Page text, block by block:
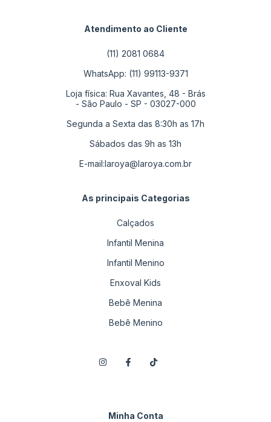
Atendimento ao Cliente
(11) 2081 0684
WhatsApp: (11) 99113-9371
Loja física: Rua Xavantes, 48 - Brás
- São Paulo - SP - 03027-000
Segunda a Sexta das 8:30h as 17h
Sábados das 9h as 13h
E-mail:laroya@laroya.com.br
As principais Categorias
Calçados
Infantil Menina
Infantil Menino
Enxoval Kids
Bebê Menina
Bebê Menino
Minha Conta